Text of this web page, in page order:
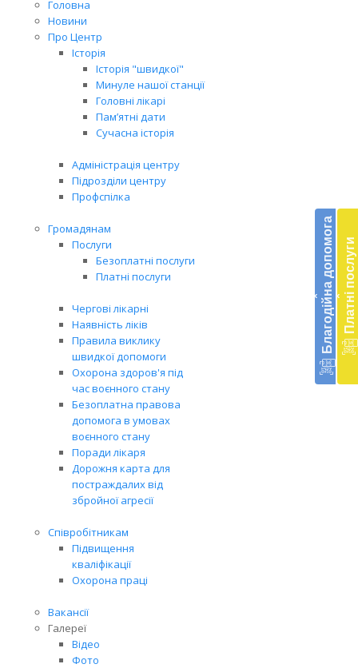
Головна
Новини
Про Центр
Історія
Історія "швидкої"
Минуле нашої станції
Головні лікарі
Пам’ятні дати
Сучасна історія
Адміністрація центру
Підрозділи центру
Профспілка
Громадянам
Послуги
Безоплатні послуги
Платні послуги
Чергові лікарні
Наявність ліків
Правила виклику
швидкої допомоги
Охорона здоров'я під
час воєнного стану
Безоплатна правова
допомога в умовах
воєнного стану
Поради лікаря
Дорожня карта для
постраждалих від
збройної агресії
Співробітникам
Підвищення
кваліфікації
Охорона праці
Вакансії
Галереї
Відео
Фото
‹ Благодійна допомога ‹ Платні послуги